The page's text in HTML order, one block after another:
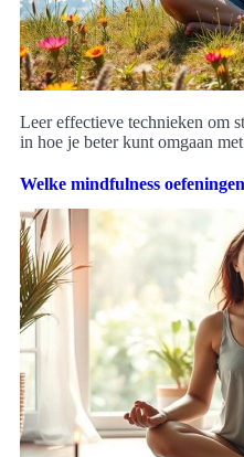
Leer effectieve technieken om
in hoe je beter kunt omgaan
Welke mindfulness